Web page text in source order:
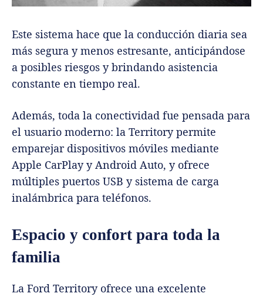
Este sistema hace que la conducción diaria sea
más segura y menos estresante, anticipándose
a posibles riesgos y brindando asistencia
constante en tiempo real.
Además, toda la conectividad fue pensada para
el usuario moderno: la Territory permite
emparejar dispositivos móviles mediante
Apple CarPlay y Android Auto, y ofrece
múltiples puertos USB y sistema de carga
inalámbrica para teléfonos.
Espacio y confort para toda la
familia
La Ford Territory ofrece una excelente